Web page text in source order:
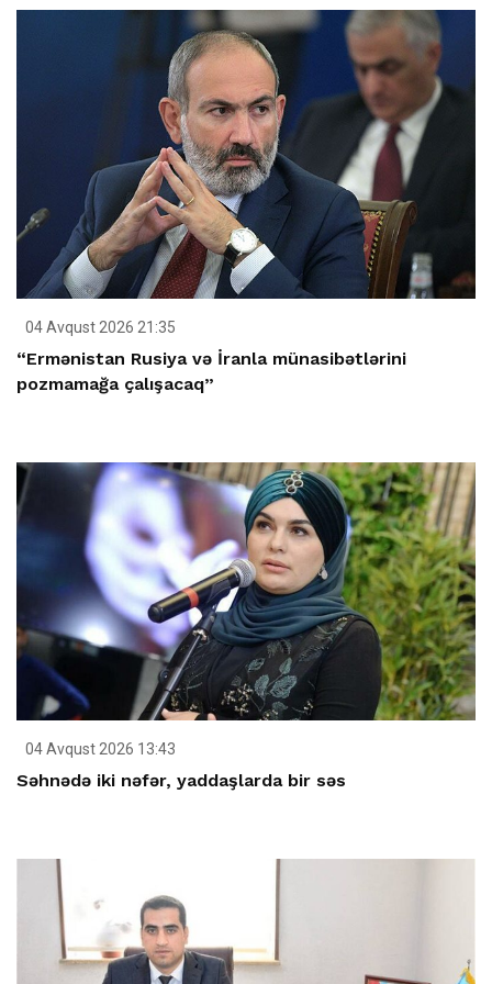
04 Avqust 2026 21:35
“Ermənistan Rusiya və İranla münasibətlərini
pozmamağa çalışacaq”
04 Avqust 2026 13:43
Səhnədə iki nəfər, yaddaşlarda bir səs